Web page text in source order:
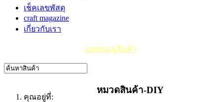
เช็คเลขพัสดุ
craft magazine
เกี่ยวกับเรา
แสดงเมนูสินค้า
คุณอยู่ที่:
หมวดสินค้า-DIY